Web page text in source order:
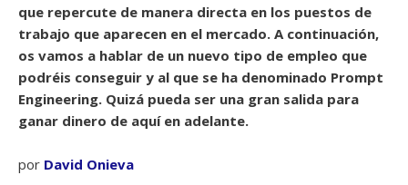
que repercute de manera directa en los puestos de
trabajo que aparecen en el mercado. A continuación,
os vamos a hablar de un nuevo tipo de empleo que
podréis conseguir y al que se ha denominado Prompt
Engineering. Quizá pueda ser una gran salida para
ganar dinero de aquí en adelante.
por David Onieva